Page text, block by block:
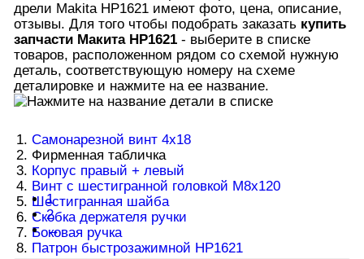
дрели Makita HP1621 имеют фото, цена, описание,
отзывы. Для того чтобы подобрать заказать купить
запчасти Макита HP1621- выберите в списке
товаров, расположенном рядом со схемой нужную
деталь, соответствующую номеру на схеме
деталировке и нажмите на ее название.
1. Самонарезной винт 4х18
2. Фирменная табличка
3. Корпус правый + левый
4. Винт с шестигранной головкой M8x120
5. Шестигранная шайба
6. Скобка держателя ручки
7. Боковая ручка
8. Патрон быстрозажимной HP1621
1
2
→